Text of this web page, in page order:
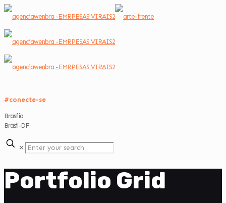
#conecte-se
Brasília
Brasil-DF
✕
Portfolio Grid